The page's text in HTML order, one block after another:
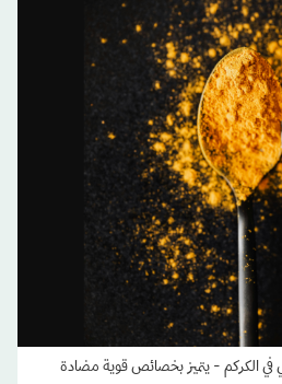
في الكركم - يتميز بخصائص قوية مضادة